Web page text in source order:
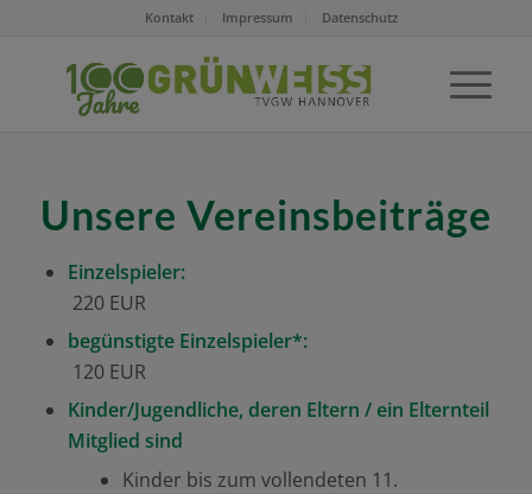
Kontakt Impressum Datenschutz
Unsere Vereinsbeiträge
Einzelspieler:
220 EUR
begünstigte Einzelspieler*:
120 EUR
Kinder/Jugendliche, deren Eltern / ein Elternteil
Mitglied sind
Kinder bis zum vollendeten 11.